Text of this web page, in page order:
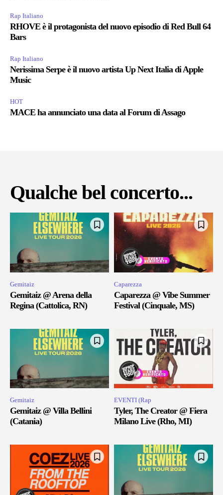
Rap Italiano
RHOVE è il protagonista del nuovo episodio di Red Bull 64
Bars
Rap Italiano
Nerissima Serpe è il nuovo artista Up Next Italia di Apple
Music
HOT
MACE ha annunciato una data al Forum di Assago
Qualche bel concerto...
Gemitaiz
Gemitaiz @ Arena della
Regina (Cattolica, RN)
Caparezza
Caparezza @ Vibe Summer
Festival (Cinquale, MS)
Gemitaiz
Gemitaiz @ Villa Bellini
(Catania)
EVENTI (Rap
Tyler, The Creator @ Fiera
Milano Live (Rho, MI)